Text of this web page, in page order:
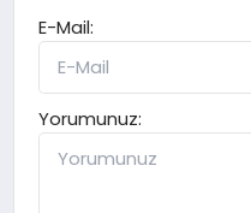
E-Mail:
Yorumunuz: